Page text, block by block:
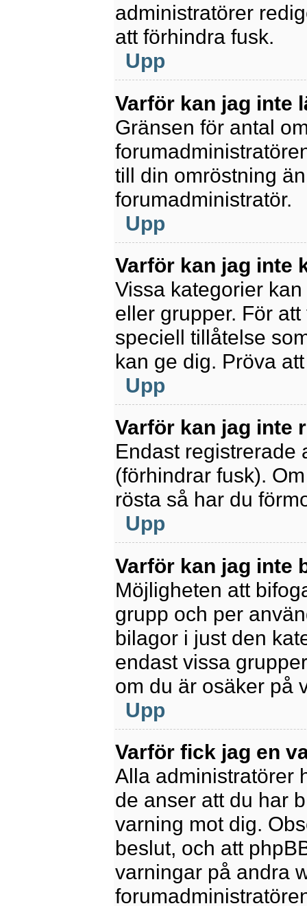
administratörer
att förhindra fusk.
Upp
Varför kan jag inte
Gränsen för antal
till din omröstning
forumadministratör.
Upp
Varför kan jag inte
Vissa kategorier
eller grupper. För
speciell tillåtelse
kan ge dig. Pröva
Upp
Varför kan jag inte
Endast registrerade
(förhindrar fusk).
rösta så har du
Upp
Varför kan jag inte
Möjligheten att
grupp och per
bilagor i just den
endast vissa
om du är osäker på
Upp
Varför fick jag en
Alla administratörer
de anser att du har
varning mot dig.
beslut, och att
varningar på andra